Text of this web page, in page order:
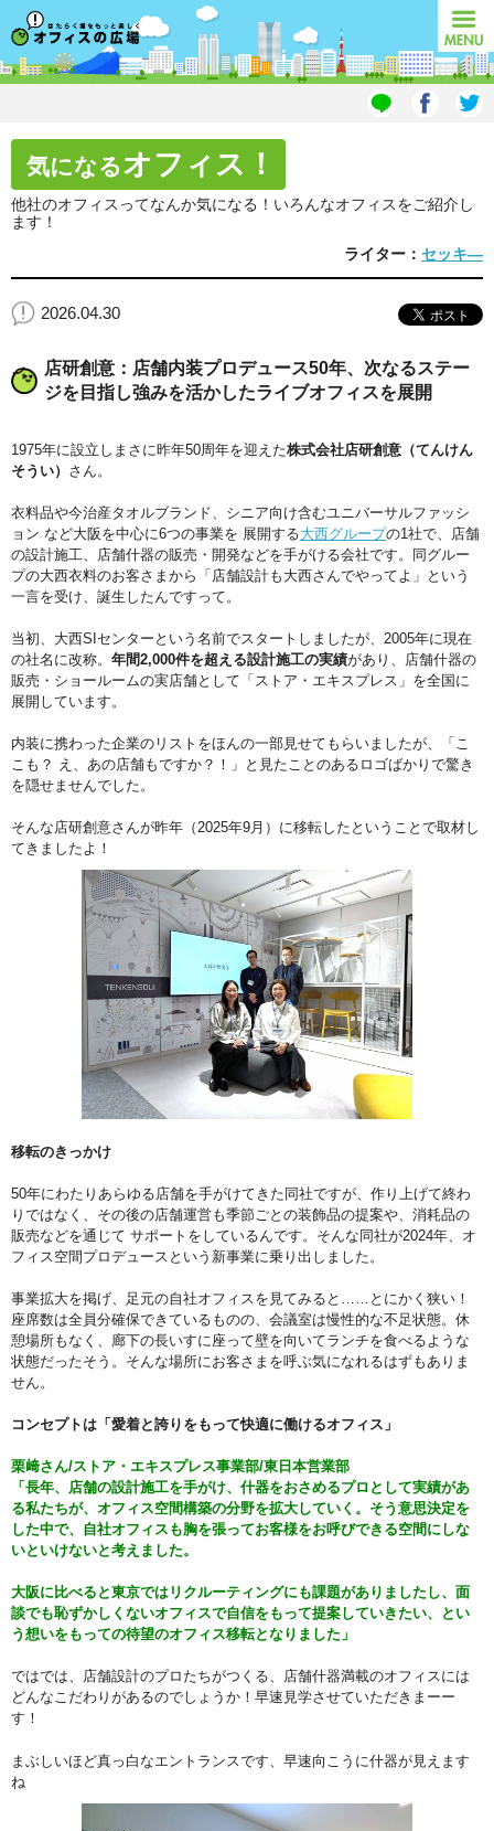
オフィスの広場 MENU
気になるオフィス！
他社のオフィスってなんか気になる！いろんなオフィスをご紹介し
ます！
ライター： セッキ―
2026.04.30
店研創意：店舗内装プロデュース50年、次なるステー
ジを目指し強みを活かしたライブオフィスを展開
1975年に設立しまさに昨年50周年を迎えた株式会社店研創意（てんけん
そうい） さん。
衣料品や今治産タオルブランド、シニア向け含むユニバーサルファッシ
ョン など大阪を中心に6つの事業を 展開する大西グループの1社で、店舗
の設計施工、店舗什器の販売・開発などを手がける会社です。同グルー
プの大西衣料のお客さまから「店舗設計も大西さんでやってよ」という
一言を受け、誕生したんですって。
当初、大西SIセンターという名前でスタートしましたが、2005年に現在
の社名に改称。 年間2,000件を超える設計施工の実績があり、店舗什器の
販売・ショールームの実店舗として「ストア・エキスプレス」を全国に
展開しています。
内装に携わった企業のリストをほんの一部見せてもらいましたが、「こ
こも？ え、あの店舗もですか？！」と見たことのあるロゴばかりで驚き
を隠せませんでした。
そんな店研創意さんが昨年（2025年9月）に移転したということで取材し
てきましたよ！
移転のきっかけ
50年にわたりあらゆる店舗を手がけてきた同社ですが、作り上げて終わ
りではなく、その後の店舗運営も季節ごとの装飾品の提案や、消耗品の
販売などを通じて サポートをしているんです。そんな同社が2024年、オ
フィス空間プロデュースという新事業に乗り出しました。
事業拡大を掲げ、足元の自社オフィスを見てみると……とにかく狭い！
座席数は全員分確保できているものの、会議室は慢性的な不足状態。休
憩場所もなく、廊下の長いすに座って壁を向いてランチを食べるような
状態だったそう。そんな場所にお客さまを呼ぶ気になれるはずもありま
せん。
コンセプトは「愛着と誇りをもって快適に働けるオフィス」
栗﨑さん/ストア・エキスプレス事業部/東日本営業部
「長年、店舗の設計施工を手がけ、什器をおさめるプロとして実績があ
る私たちが、オフィス空間構築の分野を拡大していく。そう意思決定を
した中で、自社オフィスも胸を張ってお客様をお呼びできる空間にしな
いといけないと考えました。
大阪に比べると東京ではリクルーティングにも課題がありましたし、面
談でも恥ずかしくないオフィスで自信をもって提案していきたい、とい
う想いをもっての待望のオフィス移転となりました」
ではでは、店舗設計のプロたちがつくる、店舗什器満載のオフィスには
どんなこだわりがあるのでしょうか！早速見学させていただきまーー
す！
まぶしいほど真っ白なエントランスです、早速向こうに什器が見えます
ね